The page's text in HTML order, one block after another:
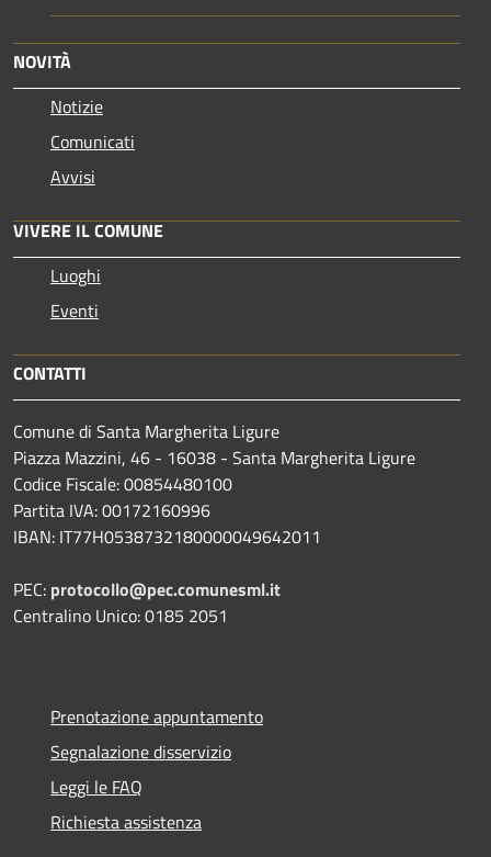
NOVITÀ
Notizie
Comunicati
Avvisi
VIVERE IL COMUNE
Luoghi
Eventi
CONTATTI
Comune di Santa Margherita Ligure
Piazza Mazzini, 46 - 16038 - Santa Margherita Ligure
Codice Fiscale: 00854480100
Partita IVA: 00172160996
IBAN: IT77H0538732180000049642011
PEC: protocollo@pec.comunesml.it
Centralino Unico: 0185 2051
Prenotazione appuntamento
Segnalazione disservizio
Leggi le FAQ
Richiesta assistenza